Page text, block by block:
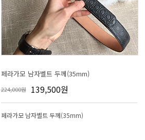
페라가모 남자벨트 두께(35mm)
224,000원 139,500원
페라가모 남자벨트 두께(35mm)